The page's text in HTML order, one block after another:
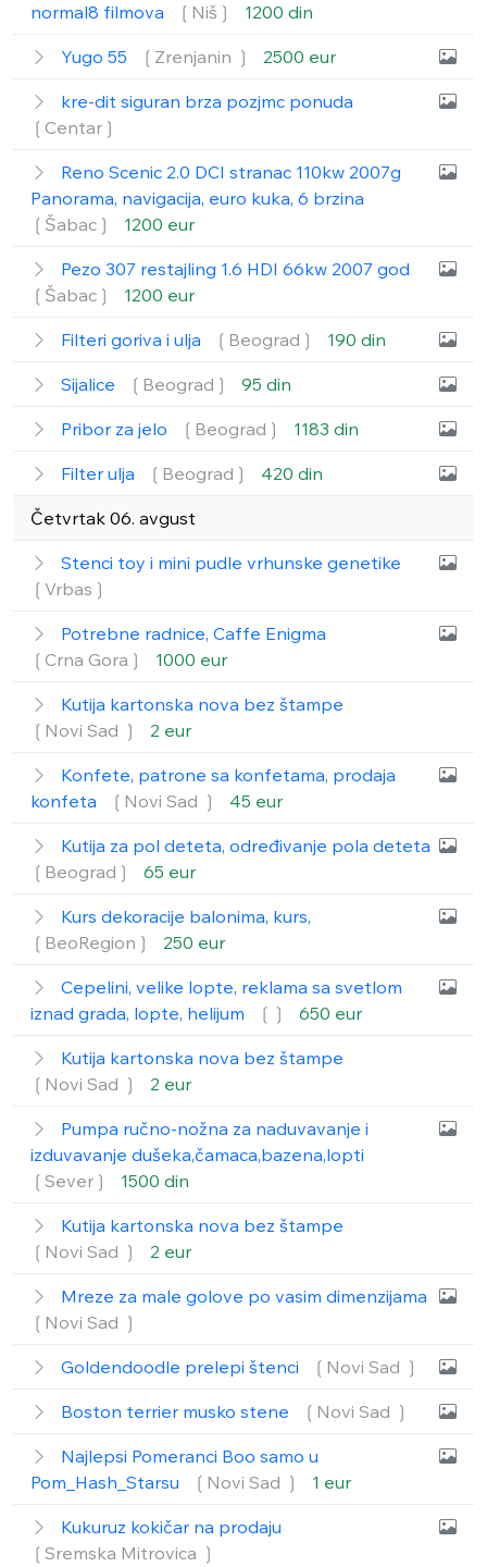
normal8 filmova
❲Niš❳ 1200 din
Yugo 55 ❲Zrenjanin ❳ 2500 eur
kre-dit siguran brza pozjmc ponuda
❲Centar❳
Reno Scenic 2.0 DCI stranac 110kw 2007g
Panorama, navigacija, euro kuka, 6 brzina
❲Šabac❳
1200 eur
Pezo 307 restajling 1.6 HDI 66kw 2007 god
❲Šabac❳
1200 eur
Filteri goriva i ulja ❲Beograd❳ 190 din
Sijalice ❲Beograd❳ 95 din
Pribor za jelo ❲Beograd❳ 1183 din
Filter ulja ❲Beograd❳ 420 din
Četvrtak 06. avgust
Stenci toy i mini pudle vrhunske genetike
❲Vrbas❳
Potrebne radnice, Caffe Enigma
❲Crna Gora❳
1000 eur
Kutija kartonska nova bez štampe
❲Novi Sad ❳
2 eur
Konfete, patrone sa konfetama, prodaja
konfeta
❲Novi Sad ❳ 45 eur
Kutija za pol deteta, određivanje pola deteta
❲Beograd❳
65 eur
Kurs dekoracije balonima, kurs,
❲BeoRegion❳
250 eur
Cepelini, velike lopte, reklama sa svetlom
iznad grada, lopte, helijum
❲❳ 650 eur
Kutija kartonska nova bez štampe
❲Novi Sad ❳
2 eur
Pumpa ručno-nožna za naduvavanje i
izduvavanje dušeka,čamaca,bazena,lopti
❲Sever❳
1500 din
Kutija kartonska nova bez štampe
❲Novi Sad ❳
2 eur
Mreze za male golove po vasim dimenzijama
❲Novi Sad ❳
Goldendoodle prelepi štenci ❲Novi Sad ❳
Boston terrier musko stene ❲Novi Sad ❳
Najlepsi Pomeranci Boo samo u
Pom_Hash_Starsu
❲Novi Sad ❳ 1 eur
Kukuruz kokičar na prodaju
❲Sremska Mitrovica ❳